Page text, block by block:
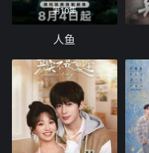
第10集
人鱼